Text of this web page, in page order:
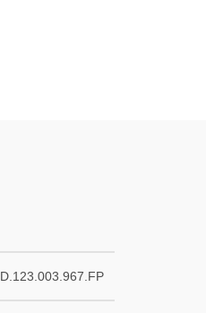
D.123.003.967.FP